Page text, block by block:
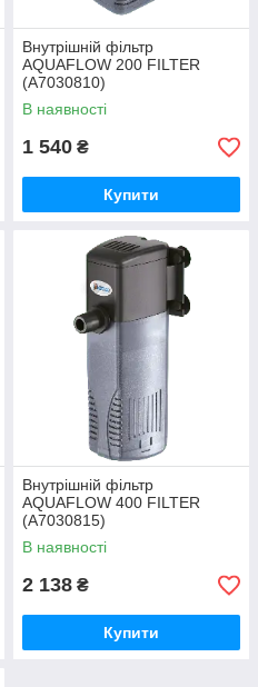
Внутрішній фільтр
AQUAFLOW 200 FILTER
(A7030810)
В наявності
1 540 ₴
Купити
Внутрішній фільтр
AQUAFLOW 400 FILTER
(A7030815)
В наявності
2 138 ₴
Купити